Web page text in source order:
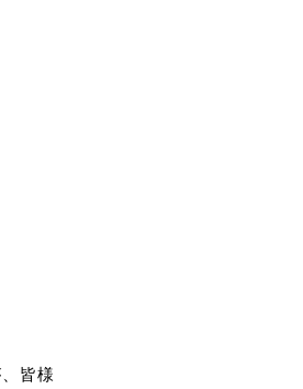
皆様